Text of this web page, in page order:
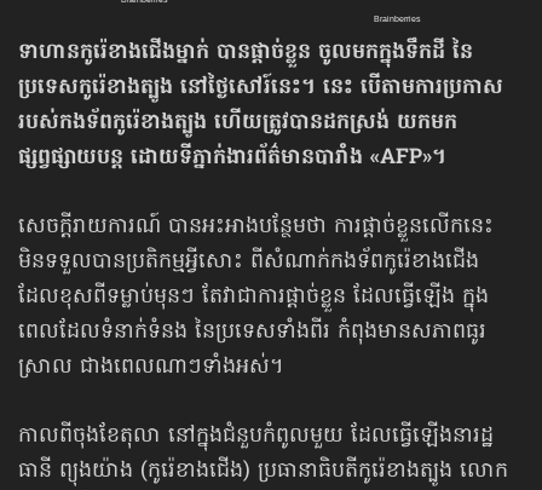
ទាហាន​កូរ៉េខាងជើង​ម្នាក់ បានផ្ដាច់ខ្លួន ចូលមកក្នុងទឹកដី នៃ
ប្រទេសកូរ៉េខាងត្បូង នៅថ្ងៃសៅរ៍នេះ។ នេះ បើតាមការប្រកាស
របស់កងទ័ពកូរ៉េខាងត្បូង ហើយត្រូវបានដកស្រង់ យកមក
ផ្សព្វផ្សាយបន្ត ដោយទីភ្នាក់ងារព័ត៌មានបារាំង «AFP»។
សេចក្ដីរាយការណ៍ បានអះអាងបន្ថែមថា ការផ្ដាច់ខ្លួនលើកនេះ
មិនទទួលបានប្រតិកម្មអ្វីសោះ ពីសំណាក់កងទ័ពកូរ៉េខាងជើង
ដែលខុសពីទម្លាប់មុនៗ តែវាជាការផ្ដាច់ខ្លួន ដែលធ្វើឡើង ក្នុង
ពេលដែលទំនាក់ទំនង នៃប្រទេសទាំងពីរ កំពុងមានសភាពធូរ
ស្រាល ជាងពេលណាៗទាំងអស់។
កាលពីចុងខែតុលា នៅក្នុងជំនួបកំពូលមួយ ដែលធ្វើឡើងនារដ្ឋ
ធានី ព្យុងយ៉ាង (កូរ៉េខាងជើង) ប្រធានាធិបតីកូរ៉េខាងត្បូង លោក